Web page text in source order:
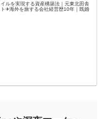
ルを実現する資産構築法｜元東北田舎
✈海外を旅する会社経営歴10年｜既婚